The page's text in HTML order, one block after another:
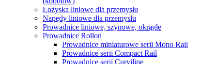
Łożyska liniowe dla przemysłu
Napędy liniowe dla przemysłu
Prowadnice liniowe, szynowe, okrągłe
Prowadnice Rollon
Prowadnice miniaturowe serii Mono Rail
Prowadnice serii Compact Rail
Prowadnice serii Curviline